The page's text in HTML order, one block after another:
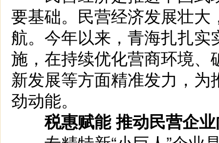
要基础。民营经济发展壮大
航。今年以来，青海扎扎
施，在持续优化营商环境
新发展等方面精准发力，
劲动能。
税惠赋能 推动民营企业